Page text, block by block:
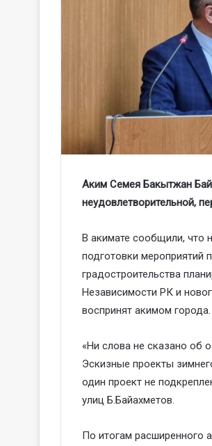
Аким Семея Бакытжан
неудовлетворительной,
В акимате сообщили, что
подготовки мероприятий
градостроительства
Независимости РК и
воспринят акимом города.
«Ни слова не сказано об
Эскизные проекты
один проект не
улиц Б.Байахметов.
По итогам расширенного